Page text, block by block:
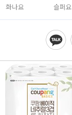
화나요 슬퍼요